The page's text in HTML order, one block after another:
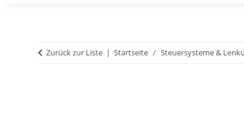
Zurück zur Liste Startseite Steuersysteme &